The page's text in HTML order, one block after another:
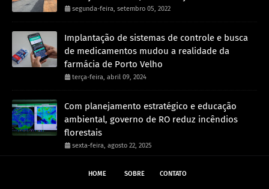
segunda-feira, setembro 05, 2022
Implantação de sistemas de controle e busca
de medicamentos mudou a realidade da
farmácia de Porto Velho
terça-feira, abril 09, 2024
Com planejamento estratégico e educação
ambiental, governo de RO reduz incêndios
florestais
sexta-feira, agosto 22, 2025
HOME SOBRE CONTATO